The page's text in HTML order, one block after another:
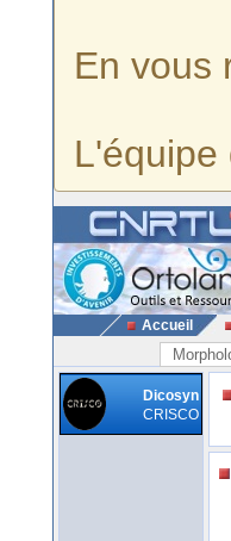
En vous
L'équipe
Accueil
Dicosyn
CRISCO